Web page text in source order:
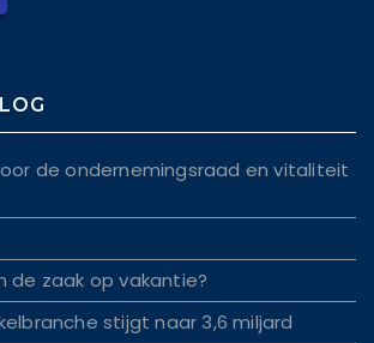
de ondernemingsraad en vitaliteit
de zaak op vakantie?
stijgt naar 3,6 miljard